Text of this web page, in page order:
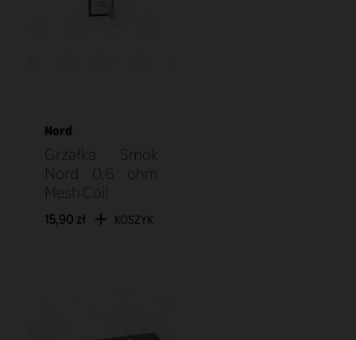
Nord
Grzałka Smok
Nord 0,6 ohm
Mesh Coil
15,90 zł KOSZYK